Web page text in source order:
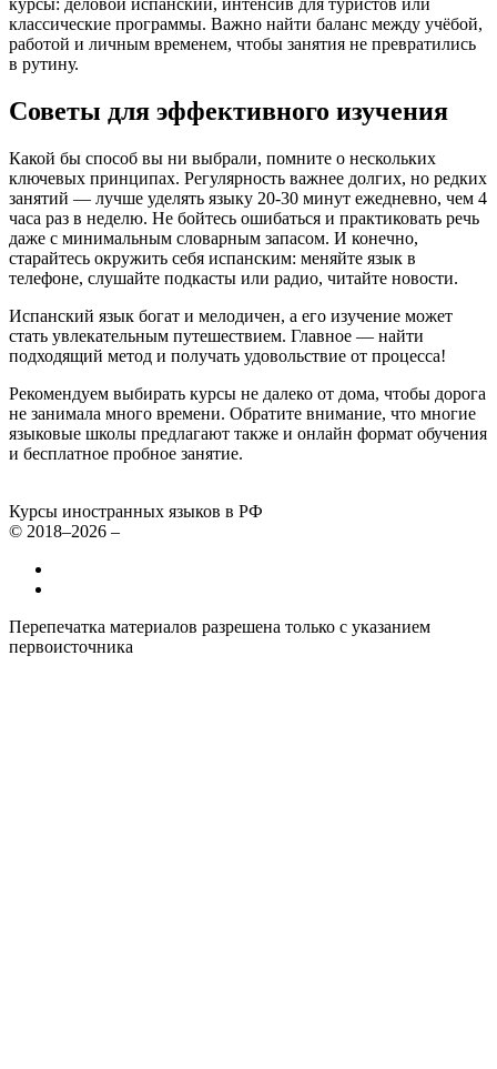
курсы: деловой испанский, интенсив для туристов или
классические программы. Важно найти баланс между учёбой,
работой и личным временем, чтобы занятия не превратились
в рутину.
Советы для эффективного изучения
Какой бы способ вы ни выбрали, помните о нескольких
ключевых принципах. Регулярность важнее долгих, но редких
занятий — лучше уделять языку 20-30 минут ежедневно, чем 4
часа раз в неделю. Не бойтесь ошибаться и практиковать речь
даже с минимальным словарным запасом. И конечно,
старайтесь окружить себя испанским: меняйте язык в
телефоне, слушайте подкасты или радио, читайте новости.
Испанский язык богат и мелодичен, а его изучение может
стать увлекательным путешествием. Главное — найти
подходящий метод и получать удовольствие от процесса!
Рекомендуем выбирать курсы не далеко от дома, чтобы дорога
не занимала много времени. Обратите внимание, что многие
языковые школы предлагают также и онлайн формат обучения
и бесплатное пробное занятие.
Курсы иностранных языков в РФ
© 2018–2026 –
Перепечатка материалов разрешена только с указанием
первоисточника